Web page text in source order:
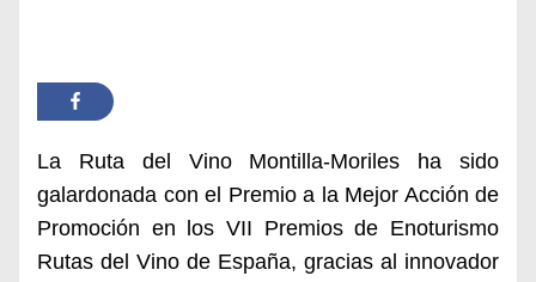
La Ruta del Vino Montilla-Moriles ha sido
galardonada con el Premio a la Mejor Acción de
Promoción en los VII Premios de Enoturismo
Rutas del Vino de España, gracias al innovador